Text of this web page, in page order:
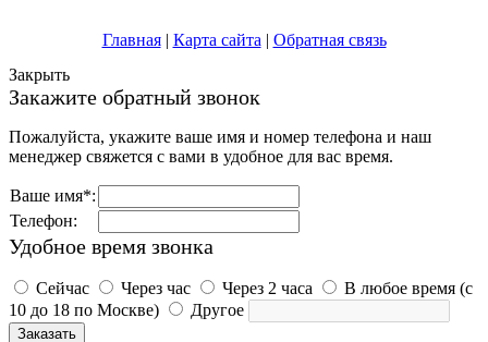
Главная| Карта сайта | Обратная связь
Закрыть
Закажите обратный звонок
Пожалуйста, укажите ваше имя и номер телефона и наш
менеджер свяжется с вами в удобное для вас время.
Ваше имя*:
Телефон:
Удобное время звонка
Сейчас Через час Через 2 часа
В любое время (с
10 до 18 по Москве)
Другое
Заказать